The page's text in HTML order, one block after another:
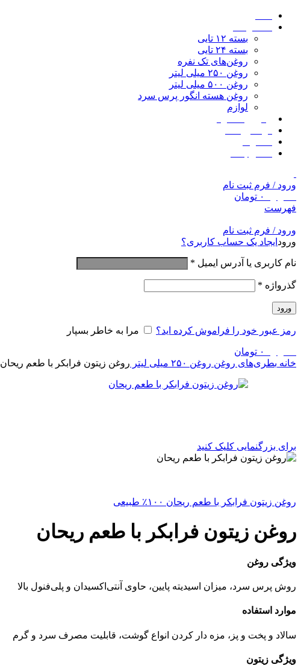
بسته ۱۲ تایی
بسته ۲۴ تایی
روغن‌های تک نفره
روغن ۲۵۰ میلی لیتر
روغن ۵۰۰ میلی لیتر
روغن هسته انگور پرس سرد
لوازم
ورود / فرم ثبت نام
۰ تومان
فهرست
ورود / فرم ثبت نام
ورود ایجاد یک حساب کاربری؟
نام کاربری یا آدرس ایمیل *
گذرواژه *
ورود
رمز عبور خود را فراموش کرده اید؟ مرا به خاطر بسپار
۰ تومان
خانه بطری‌های روغن روغن ۲۵۰ میلی لیتر روغن زیتون فرابکر با طعم ریحان
برای بزرگنمایی کلیک کنید
روغن زیتون فرابکر با طعم ریحان ۱۰۰٪ طبیعی
روغن زیتون فرابکر با طعم ریحان
ویژگی روغن
روش پرس سرد، میزان اسیدیته پایین، حاوی آنتی‌اکسیدان و پلی‌فنول بالا
موارد استفاده
سالاد و پخت و پز، مزه دار کردن انواع گوشت، قابلیت مصرف سرد و گرم
ویژگی زیتون